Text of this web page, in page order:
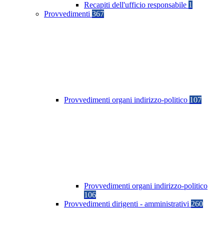
Recapiti dell'ufficio responsabile 1
Provvedimenti 367
Provvedimenti organi indirizzo-politico 107
Provvedimenti organi indirizzo-politico
106
Provvedimenti dirigenti - amministrativi 260